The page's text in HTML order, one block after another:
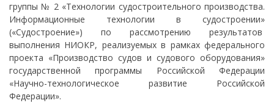
группы № 2 «Технологии судостроительного производства.
Информационные технологии в судостроении»
(«Судостроение») по рассмотрению результатов
выполнения НИОКР, реализуемых в рамках федерального
проекта «Производство судов и судового оборудования»
государственной программы Российской Федерации
«Научно-технологическое развитие Российской
Федерации».